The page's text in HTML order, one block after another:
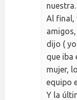
nuestra.
Al final,
dijo (
que iba
mujer,
equipo
Y la